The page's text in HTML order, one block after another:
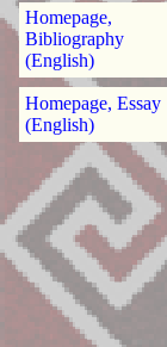
Homepage,
Bibliography
(English)
Homepage, Essay
(English)